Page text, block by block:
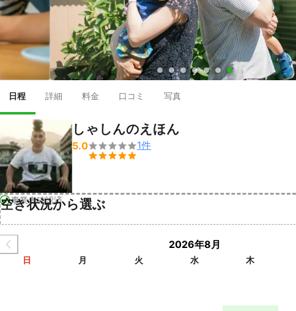
● ● ● ● ● ● ●
日程 詳細 料金 口コミ 写真
事業者確認済
しゃしんのえほん
5.0

1件
空き状況から選ぶ
2026年8月
日 月 火 水 木